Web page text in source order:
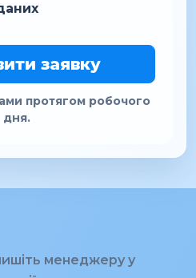
заявку
протягом робочого
дня.
менеджеру у